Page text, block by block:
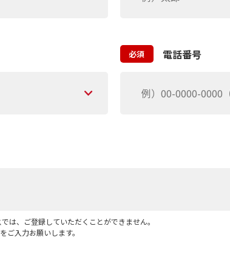
電話番号
必須
は、ご登録していただくことができません。
ご入力お願いします。